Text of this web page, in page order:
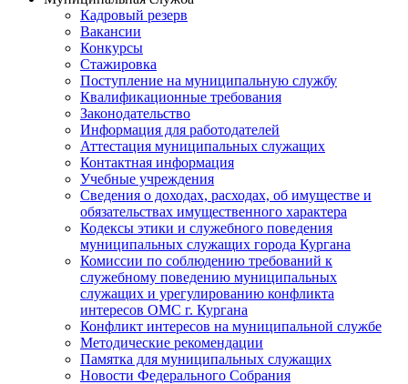
Кадровый резерв
Вакансии
Конкурсы
Стажировка
Поступление на муниципальную службу
Квалификационные требования
Законодательство
Информация для работодателей
Аттестация муниципальных служащих
Контактная информация
Учебные учреждения
Сведения о доходах, расходах, об имуществе и
обязательствах имущественного характера
Кодексы этики и служебного поведения
муниципальных служащих города Кургана
Комиссии по соблюдению требований к
служебному поведению муниципальных
служащих и урегулированию конфликта
интересов ОМС г. Кургана
Конфликт интересов на муниципальной службе
Методические рекомендации
Памятка для муниципальных служащих
Новости Федерального Cобрания